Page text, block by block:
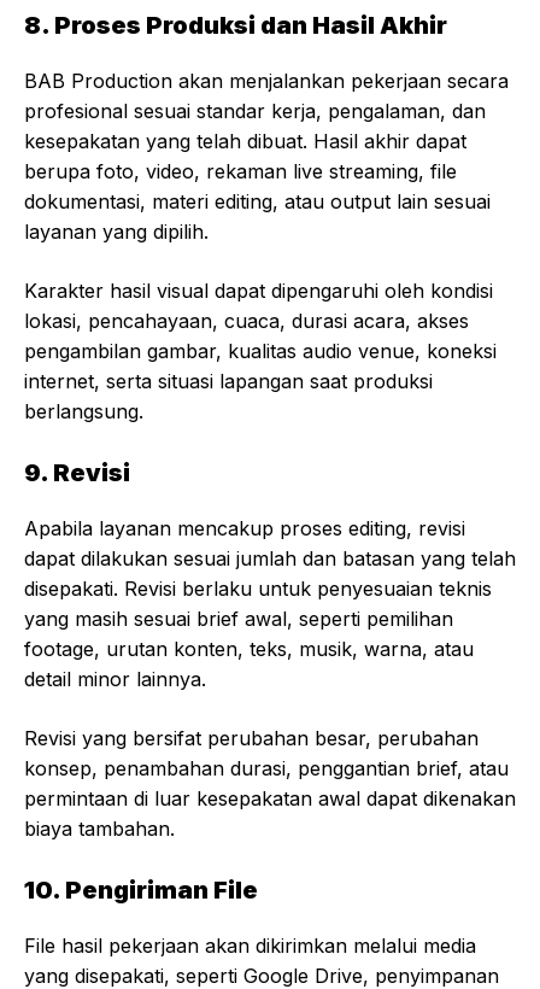
8. Proses Produksi dan Hasil Akhir
BAB Production akan menjalankan pekerjaan secara
profesional sesuai standar kerja, pengalaman, dan
kesepakatan yang telah dibuat. Hasil akhir dapat
berupa foto, video, rekaman live streaming, file
dokumentasi, materi editing, atau output lain sesuai
layanan yang dipilih.
Karakter hasil visual dapat dipengaruhi oleh kondisi
lokasi, pencahayaan, cuaca, durasi acara, akses
pengambilan gambar, kualitas audio venue, koneksi
internet, serta situasi lapangan saat produksi
berlangsung.
9. Revisi
Apabila layanan mencakup proses editing, revisi
dapat dilakukan sesuai jumlah dan batasan yang telah
disepakati. Revisi berlaku untuk penyesuaian teknis
yang masih sesuai brief awal, seperti pemilihan
footage, urutan konten, teks, musik, warna, atau
detail minor lainnya.
Revisi yang bersifat perubahan besar, perubahan
konsep, penambahan durasi, penggantian brief, atau
permintaan di luar kesepakatan awal dapat dikenakan
biaya tambahan.
10. Pengiriman File
File hasil pekerjaan akan dikirimkan melalui media
yang disepakati, seperti Google Drive, penyimpanan